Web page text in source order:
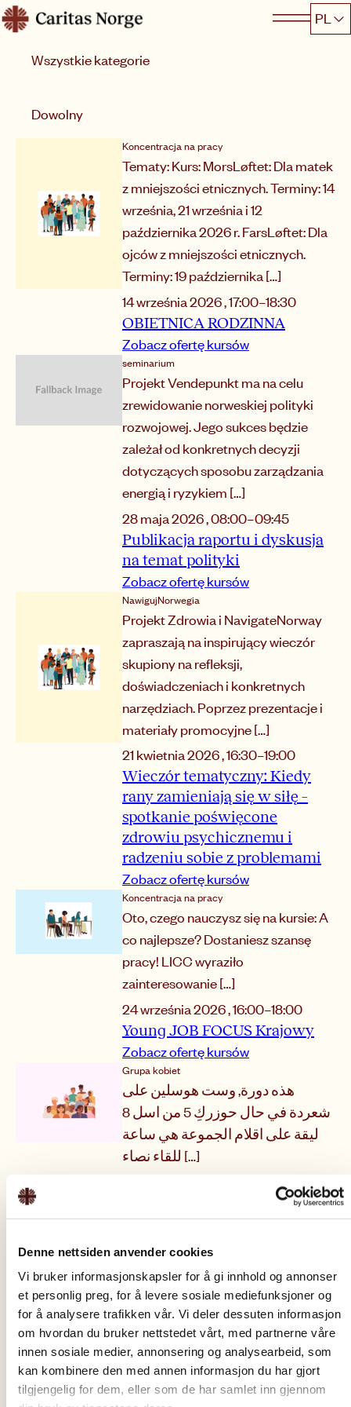
Denne nettsiden anvender cookies
Vi bruker informasjonskapsler for å gi innhold og annonser
et personlig preg, for å levere sosiale mediefunksjoner og
for å analysere trafikken vår. Vi deler dessuten informasjon
om hvordan du bruker nettstedet vårt, med partnerne våre
innen sosiale medier, annonsering og analysearbeid, som
kan kombinere den med annen informasjon du har gjort
tilgjengelig for dem, eller som de har samlet inn gjennom
Hopp
til
innhold
Caritas
PL
Dowolny
Koncentracja na pracy
Tematy: Kurs: MorsLøftet: Dla matek
z mniejszości etnicznych. Terminy: 14
września, 21 września i 12
października 2026 r. FarsLøftet: Dla
ojców z mniejszości etnicznych.
Terminy: 19 października […]
14 września 2026,17:00–18:30
OBIETNICA RODZINNA
Zobacz ofertę kursów
seminarium
Projekt Vendepunkt ma na celu
zrewidowanie norweskiej polityki
rozwojowej. Jego sukces będzie
zależał od konkretnych decyzji
dotyczących sposobu zarządzania
energią i ryzykiem […]
28 maja 2026,08:00–09:45
Publikacja raportu i dyskusja
na temat polityki
Zobacz ofertę kursów
NawigujNorwegia
Projekt Zdrowia i NavigateNorway
zapraszają na inspirujący wieczór
skupiony na refleksji,
doświadczeniach i konkretnych
narzędziach. Poprzez prezentacje i
materiały promocyjne […]
21 kwietnia 2026,16:30–19:00
Wieczór tematyczny: Kiedy
rany zamieniają się w siłę –
spotkanie poświęcone
zdrowiu psychicznemu i
radzeniu sobie z problemami
Zobacz ofertę kursów
Koncentracja na pracy
Oto, czego nauczysz się na kursie: A
co najlepsze? Dostaniesz szansę
pracy! LICC wyraziło
zainteresowanie […]
24 września 2026,16:00–18:00
Young JOB FOCUS Krajowy
Zobacz ofertę kursów
Grupa kobiet
هذه دورة, وست هوسلين على
شعردة في حال حوزركِ 5 من اسل 8
ليقة على اقلام الجموعة هي ساعة
للقاء نصاء […]
18:30
Zobacz ofertę kursów
Norwegia jest jednym z najbardziej
zdigitalizowanych krajów na świecie,
a wiedza o tym, jakie usługi są
dostępne i w jaki sposób z nich
skorzystać, może być trudna.
24 marca 2026,13:30– 15:00
Wykład gościnny: Finanse